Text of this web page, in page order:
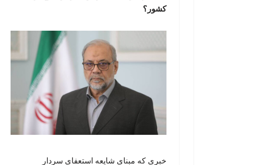
کشور؟
خبری که مبنای شایعه استعفای سردار